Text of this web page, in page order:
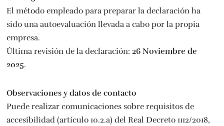
El método empleado para preparar la declaración ha
sido una autoevaluación llevada a cabo por la propia
empresa.
Última revisión de la declaración: 26 Noviembre de
2025.
Observaciones y datos de contacto
Puede realizar comunicaciones sobre requisitos de
accesibilidad (artículo 10.2.a) del Real Decreto 1112/2018,